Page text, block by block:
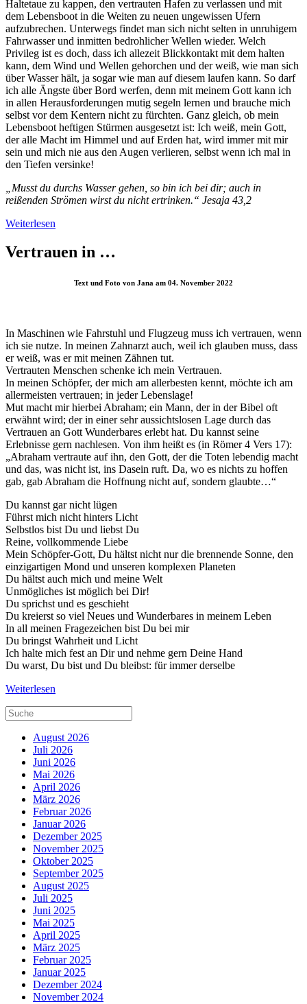
Haltetaue zu kappen, den vertrauten Hafen zu verlassen und mit
dem Lebensboot in die Weiten zu neuen ungewissen Ufern
aufzubrechen. Unterwegs findet man sich nicht selten in unruhigem
Fahrwasser und inmitten bedrohlicher Wellen wieder. Welch
Privileg ist es doch, dass ich allezeit Blickkontakt mit dem halten
kann, dem Wind und Wellen gehorchen und der weiß, wie man sich
über Wasser hält, ja sogar wie man auf diesem laufen kann. So darf
ich alle Ängste über Bord werfen, denn mit meinem Gott kann ich
in allen Herausforderungen mutig segeln lernen und brauche mich
selbst vor dem Kentern nicht zu fürchten. Ganz gleich, ob mein
Lebensboot heftigen Stürmen ausgesetzt ist: Ich weiß, mein Gott,
der alle Macht im Himmel und auf Erden hat, wird immer mit mir
sein und mich nie aus den Augen verlieren, selbst wenn ich mal in
den Tiefen versinke!
„Musst du durchs Wasser gehen, so bin ich bei dir; auch in
reißenden Strömen wirst du nicht ertrinken.“ Jesaja 43,2
Weiterlesen
Vertrauen in …
Text und Foto von Jana am 04. November 2022
In Maschinen wie Fahrstuhl und Flugzeug muss ich vertrauen, wenn
ich sie nutze. In meinen Zahnarzt auch, weil ich glauben muss, dass
er weiß, was er mit meinen Zähnen tut.
Vertrauten Menschen schenke ich mein Vertrauen.
In meinen Schöpfer, der mich am allerbesten kennt, möchte ich am
allermeisten vertrauen; in jeder Lebenslage!
Mut macht mir hierbei Abraham; ein Mann, der in der Bibel oft
erwähnt wird; der in einer sehr aussichtslosen Lage durch das
Vertrauen an Gott Wunderbares erlebt hat. Du kannst seine
Erlebnisse gern nachlesen. Von ihm heißt es (in Römer 4 Vers 17):
„Abraham vertraute auf ihn, den Gott, der die Toten lebendig macht
und das, was nicht ist, ins Dasein ruft. Da, wo es nichts zu hoffen
gab, gab Abraham die Hoffnung nicht auf, sondern glaubte…“
Du kannst gar nicht lügen
Führst mich nicht hinters Licht
Selbstlos bist Du und liebst Du
Reine, vollkommende Liebe
Mein Schöpfer-Gott, Du hältst nicht nur die brennende Sonne, den
einzigartigen Mond und unseren komplexen Planeten
Du hältst auch mich und meine Welt
Unmögliches ist möglich bei Dir!
Du sprichst und es geschieht
Du kreierst so viel Neues und Wunderbares in meinem Leben
In all meinen Fragezeichen bist Du bei mir
Du bringst Wahrheit und Licht
Ich halte mich fest an Dir und nehme gern Deine Hand
Du warst, Du bist und Du bleibst: für immer derselbe
Weiterlesen
August 2026
Juli 2026
Juni 2026
Mai 2026
April 2026
März 2026
Februar 2026
Januar 2026
Dezember 2025
November 2025
Oktober 2025
September 2025
August 2025
Juli 2025
Juni 2025
Mai 2025
April 2025
März 2025
Februar 2025
Januar 2025
Dezember 2024
November 2024